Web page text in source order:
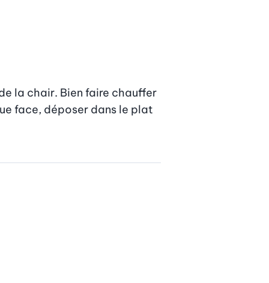
la chair. Bien faire chauffer
face, déposer dans le plat